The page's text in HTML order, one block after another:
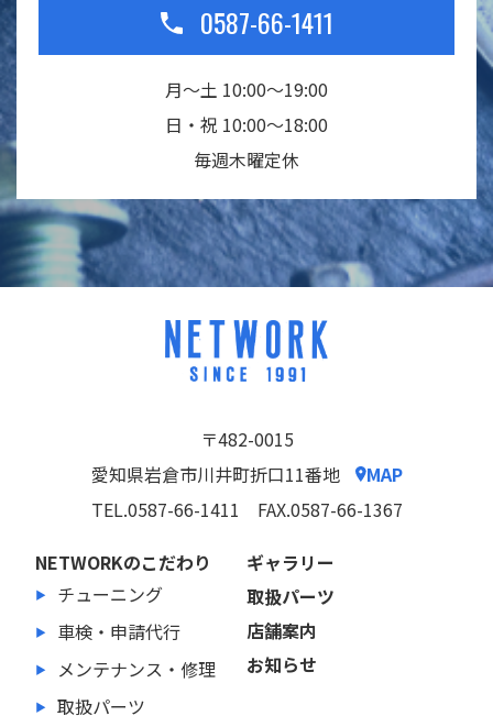
0587-66-1411
月～土 10:00～19:00
日・祝 10:00～18:00
毎週木曜定休
〒482-0015
愛知県岩倉市川井町折口11番地
MAP
TEL.0587-66-1411 FAX.0587-66-1367
NETWORKのこだわり
チューニング
車検・申請代行
メンテナンス・修理
取扱パーツ
ギャラリー
取扱パーツ
店舗案内
お知らせ